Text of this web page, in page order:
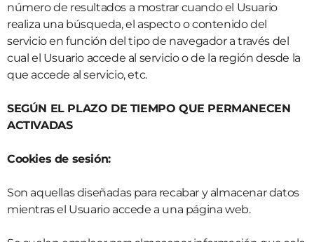
número de resultados a mostrar cuando el Usuario
realiza una búsqueda, el aspecto o contenido del
servicio en función del tipo de navegador a través del
cual el Usuario accede al servicio o de la región desde la
que accede al servicio, etc.
SEGÚN EL PLAZO DE TIEMPO QUE PERMANECEN
ACTIVADAS
Cookies de sesión:
Son aquellas diseñadas para recabar y almacenar datos
mientras el Usuario accede a una página web.